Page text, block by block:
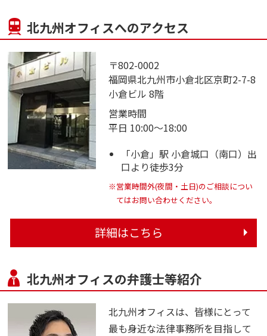
北九州オフィスへのアクセス
〒802-0002
福岡県北九州市小倉北区京町2-7-8
小倉ビル 8階
営業時間
平日 10:00～18:00
「小倉」駅 小倉城口（南口）出
口より徒歩3分
※営業時間外(夜間・土日)のご相談につい
てはお問い合わせください。
詳細はこちら
北九州オフィスの弁護士等紹介
北九州オフィスは、皆様にとって
最も身近な法律事務所を目指して